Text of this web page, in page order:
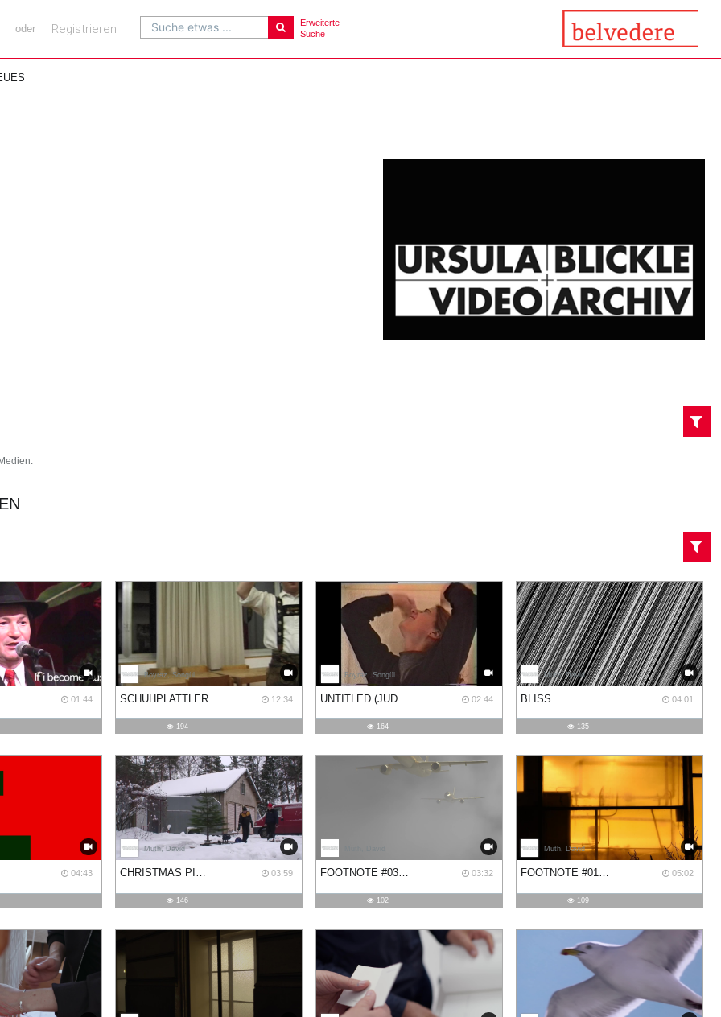
Suche etwas ...
Erweiterte
Suche
oder Registrieren
01:44
Boyraz, Songül
SCHUHPLATTLER 12:34
194
Boyraz, Songül
UNTITLED (JUDITH) 02:44
164
Muth, David
BLISS 04:01
135
04:43
Muth, David
CHRISTMAS PIECE 03:59
146
FOOTNOTE #03: GOLD & CLOUDS 03:32
102
Muth, David
FOOTNOTE #01: SIPILÄNMÄKI 05:02
109